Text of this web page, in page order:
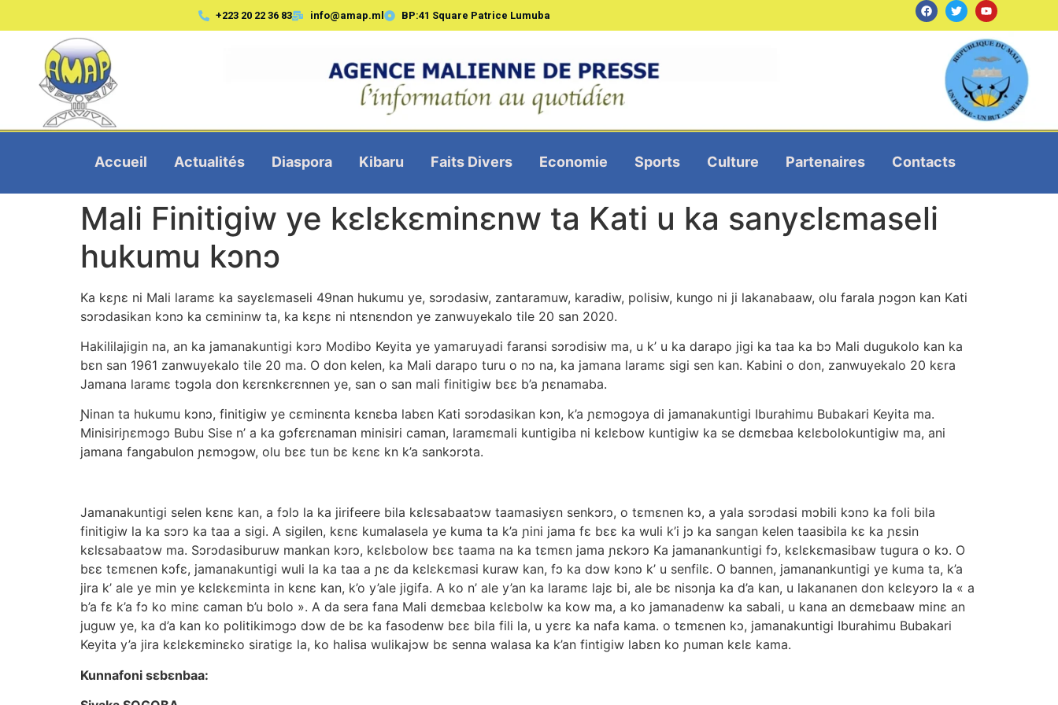
+223 20 22 36 83 info@amap.ml BP:41 Square Patrice Lumuba
Accueil Actualités Diaspora Kibaru Faits Divers Economie Sports Culture Partenaires Contacts
Mali Finitigiw ye kɛlɛkɛminɛnw ta Kati u ka sanyɛlɛmaseli
hukumu kɔnɔ
Ka kɛɲɛ ni Mali laramɛ ka sayɛlɛmaseli 49nan hukumu ye, sɔrɔdasiw, zantaramuw, karadiw, polisiw, kungo ni ji lakanabaaw, olu farala ɲɔgɔn kan Kati
sɔrɔdasikan kɔnɔ ka cɛmininw ta, ka kɛɲɛ ni ntɛnɛndon ye zanwuyekalo tile 20 san 2020.
Hakililajigin na, an ka jamanakuntigi kɔrɔ Modibo Keyita ye yamaruyadi faransi sɔrɔdisiw ma, u k’ u ka darapo jigi ka taa ka bɔ Mali dugukolo kan ka
bɛn san 1961 zanwuyekalo tile 20 ma. O don kelen, ka Mali darapo turu o nɔ na, ka jamana laramɛ sigi sen kan. Kabini o don, zanwuyekalo 20 kɛra
Jamana laramɛ tɔgɔla don kɛrɛnkɛrɛnnen ye, san o san mali finitigiw bɛɛ b’a ɲɛnamaba.
Ɲinan ta hukumu kɔnɔ, finitigiw ye cɛminɛnta kɛnɛba labɛn Kati sɔrɔdasikan kɔn, k’a ɲɛmɔgɔya di jamanakuntigi Iburahimu Bubakari Keyita ma.
Minisiriɲɛmɔgɔ Bubu Sise n’ a ka gɔfɛrɛnaman minisiri caman, laramɛmali kuntigiba ni kɛlɛbow kuntigiw ka se dɛmɛbaa kɛlɛbolokuntigiw ma, ani
jamana fangabulon ɲɛmɔgɔw, olu bɛɛ tun bɛ kɛnɛ kn k’a sankɔrɔta.
Jamanakuntigi selen kɛnɛ kan, a fɔlɔ la ka jirifeere bila kɛlɛsabaatɔw taamasiyɛn senkɔrɔ, o tɛmɛnen kɔ, a yala sɔrɔdasi mɔbili kɔnɔ ka foli bila
finitigiw la ka sɔrɔ ka taa a sigi. A sigilen, kɛnɛ kumalasela ye kuma ta k’a ɲini jama fɛ bɛɛ ka wuli k’i jɔ ka sangan kelen taasibila kɛ ka ɲɛsin
kɛlɛsabaatɔw ma. Sɔrɔdasiburuw mankan kɔrɔ, kɛlɛbolow bɛɛ taama na ka tɛmɛn jama ɲɛkɔrɔ Ka jamanankuntigi fɔ, kɛlɛkɛmasibaw tugura o kɔ. O
bɛɛ tɛmɛnen kɔfɛ, jamanakuntigi wuli la ka taa a ɲɛ da kɛlɛkɛmasi kuraw kan, fɔ ka dɔw kɔnɔ k’ u senfilɛ. O bannen, jamanankuntigi ye kuma ta, k’a
jira k’ ale ye min ye kɛlɛkɛminta in kɛnɛ kan, k’o y’ale jigifa. A ko n’ ale y’an ka laramɛ lajɛ bi, ale bɛ nisɔnja ka d’a kan, u lakananen don kɛlɛyɔrɔ la « a
b’a fɛ k’a fɔ ko minɛ caman b’u bolo ». A da sera fana Mali dɛmɛbaa kɛlɛbolw ka kow ma, a ko jamanadenw ka sabali, u kana an dɛmɛbaaw minɛ an
juguw ye, ka d’a kan ko politikimɔgɔ dɔw de bɛ ka fasodenw bɛɛ bila fili la, u yɛrɛ ka nafa kama. o tɛmɛnen kɔ, jamanakuntigi Iburahimu Bubakari
Keyita y’a jira kɛlɛkɛminɛko siratigɛ la, ko halisa wulikajɔw bɛ senna walasa ka k’an fintigiw labɛn ko ɲuman kɛlɛ kama.
Kunnafoni sɛbɛnbaa: